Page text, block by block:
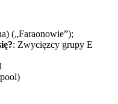
(„Faraonowie”);
: Zwycięzcy grupy E